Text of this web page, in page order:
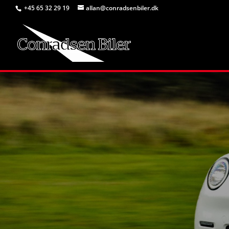
+45 65 32 29 19 allan@conradsenbiler.dk